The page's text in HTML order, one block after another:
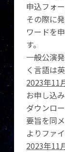
申込フォ
その際に
ワードを
す。
一般公演
く言語は
2023年11
お申し込
ダウンロ
要旨を同
よりファ
2023年11